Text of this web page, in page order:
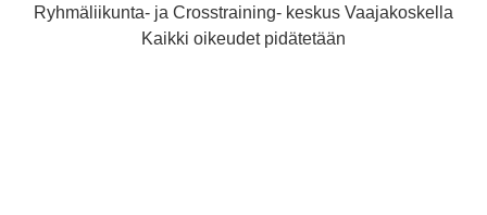
Ryhmäliikunta- ja Crosstraining- keskus Vaajakoskella
Kaikki oikeudet pidätetään